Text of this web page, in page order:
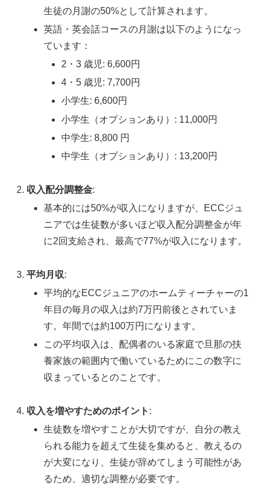
生徒の月謝の50%として計算されます。
英語・英会話コースの月謝は以下のようになっ
ています：
2・3 歳児: 6,600円
4・5 歳児: 7,700円
小学生: 6,600円
小学生（オプションあり）: 11,000円
中学生: 8,800 円
中学生（オプションあり）: 13,200円
収入配分調整金:
基本的には50%が収入になりますが、ECCジュ
ニアでは生徒数が多いほど収入配分調整金が年
に2回支給され、最高で77%が収入になります。
平均月収:
平均的なECCジュニアのホームティーチャーの1
年目の毎月の収入は約7万円前後とされていま
す。年間では約100万円になります。
この平均収入は、配偶者のいる家庭で旦那の扶
養家族の範囲内で働いているためにこの数字に
収まっているとのことです。
収入を増やすためのポイント :
生徒数を増やすことが大切ですが、自分の教え
られる能力を超えて生徒を集めると、教えるの
が大変になり、生徒が辞めてしまう可能性があ
るため、適切な調整が必要です。